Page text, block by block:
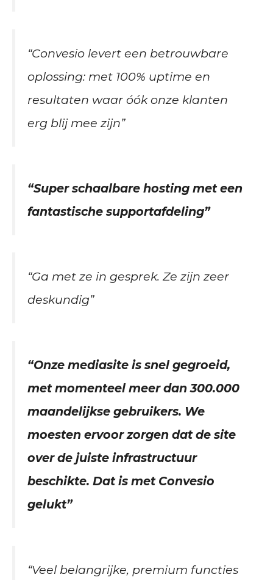
“Convesio levert een betrouwbare
oplossing: met 100% uptime en
resultaten waar óók onze klanten
erg blij mee zijn”
“Super schaalbare hosting met een
fantastische supportafdeling”
“Ga met ze in gesprek. Ze zijn zeer
deskundig”
“Onze mediasite is snel gegroeid,
met momenteel meer dan 300.000
maandelijkse gebruikers. We
moesten ervoor zorgen dat de site
over de juiste infrastructuur
beschikte. Dat is met Convesio
gelukt”
“Veel belangrijke, premium functies